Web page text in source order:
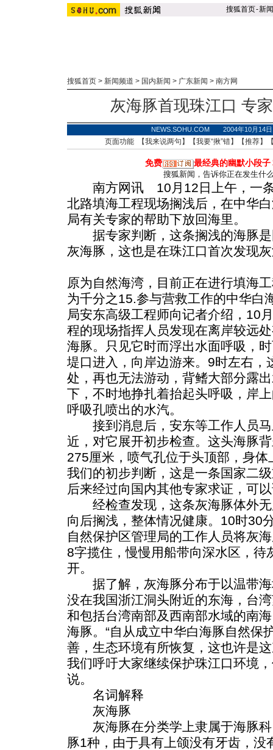
搜狐首页-新闻
搜狐首页 > 新闻频道 > 国内新闻 > 广东新闻 > 南方网
灰海豚首现珠江口 专
NEWS.SOHU.COM 2004年10月14
页面功能 【我来说两句 】【我要“揪”错】【推荐】
免费 最经典的幽默小段子
搜狐新闻，告诉你正在发生什
南方网讯 10月12日上午，一条
北路填海工程现场搁浅后，在中华
局有关专家的帮助下放回海里。
据专家判断，这条搁浅的海豚是
灰海豚，这也是在珠江口首次发现
原为自然海湾，目前正在进行填海
为千分之15.参与营救工作的中华白
局安东高级工程师向记者介绍，10
程的现场指挥人员发现在离岸较远
海豚。只见它时而浮出水面呼吸，
堤口进入，向岸边游来。9时左右，
处，再也无法游动，背鳍大部分露
下，不时地挣扎着抬起头呼吸，岸
呼吸孔喷出的水汽。
接到消息后，安东等工作人员马
近，对它展开初步检查。这头海豚
275厘米，喷气孔位于头顶部，身体
我们的初步判断，这是一条国家二
后来经过向国内其他专家求证，可
经检查发现，这条灰海豚体外无
向后搁浅，整体情况健康。10时30
自然保护区管理局的工作人员将灰
8字揽住，慢慢用船带向深水区，待
开。
据了解，灰海豚分布于以温带海
没在我国浙江洞头附近的东海，台
和包括台湾南部及西南部水域的南
海豚。“自从成立中华白海豚自然保
善，生态环境有所恢复，这也许是
我们呼吁大家继续保护珠江口环境
说。
名词解释
灰海豚
灰海豚在分类学上隶属于海豚科
豚1种，由于具有上颌没有牙齿，没